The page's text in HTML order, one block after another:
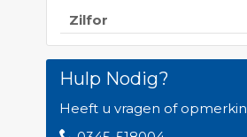
Zilfor
Hulp Nodig?
Heeft u vragen of